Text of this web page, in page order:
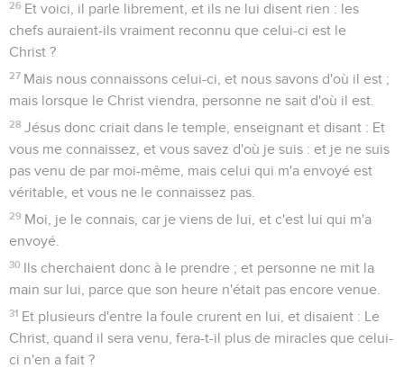
26 Et voici, il parle librement, et ils ne lui disent rien : les
chefs auraient-ils vraiment reconnu que celui-ci est le
Christ ?
27 Mais nous connaissons celui-ci, et nous savons d'où il est ;
mais lorsque le Christ viendra, personne ne sait d'où il est.
28 Jésus donc criait dans le temple, enseignant et disant : Et
vous me connaissez, et vous savez d'où je suis : et je ne suis
pas venu de par moi-même, mais celui qui m'a envoyé est
véritable, et vous ne le connaissez pas.
29 Moi, je le connais, car je viens de lui, et c'est lui qui m'a
envoyé.
30 Ils cherchaient donc à le prendre ; et personne ne mit la
main sur lui, parce que son heure n'était pas encore venue.
31 Et plusieurs d'entre la foule crurent en lui, et disaient : Le
Christ, quand il sera venu, fera-t-il plus de miracles que celui-
ci n'en a fait ?